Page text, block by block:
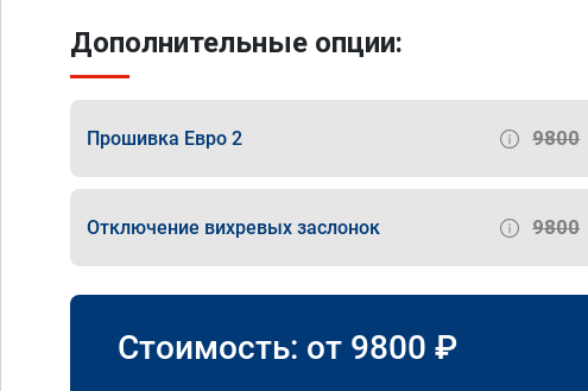
Дополнительные опции:
Прошивка Евро 2 9800
Отключение вихревых заслонок 9800
Стоимость: от 9800 ₽